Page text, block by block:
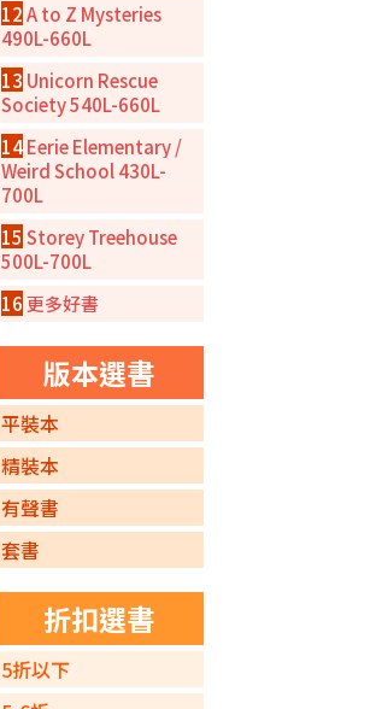
12A to Z Mysteries
490L-660L
13 Unicorn Rescue
Society 540L-660L
14Eerie Elementary /
Weird School 430L-
700L
15 Storey Treehouse
500L-700L
16更多好書
版本選書
平裝本
精裝本
有聲書
套書
折扣選書
5折以下